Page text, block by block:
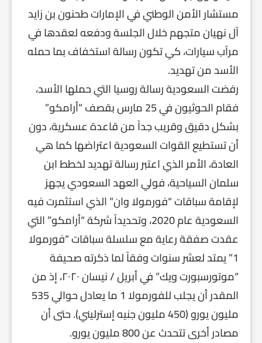
مستشار الأمن الوطني في الإمارات طحنون بن زايد
آل نهيان متجهم خلال الجلسة ودفعه لعقدها في
مرآب سيارات، كي تكون رسالة استخفاف بما حمله
الأسد من تهديد.
رفضت السعودية رسالة روسيا التي حملها الأسد،
فقام الحوثيون في 25 مارس بقصف “أرامكو”
بشكل دقيق وقريب جداً من قاعدة عسكرية، دون
أن تستطيع القوات السعودية اعتراضها كما هي
العادة، الأمر الذي اعتبر رسالة تهديد لخطط ابن
سلمان السياحية، فولي العهد السعودي يجهز
لإقامة سباقات “فورمولا وان” الذي استثمرت فيه
السعودية عام 2020، وتحديداً شركة “أرامكو” التي
عقدت صفقة رعاية مع سلسلة سباقات “فورمولا
1” يمتد لعشر سنوات وفقاً لما ذكرته صحيفة
“موتورسبورت ويك” في أبريل / نيسان ٢٠٢٠، إذ من
المقدر أن يجلب للفورمولا 1 ما يعادل حوالي 535
مليون يورو (450 مليون جنيه إسترليني). حتى أن
مصادر أخرى تتحدث عن 800 مليون يورو.